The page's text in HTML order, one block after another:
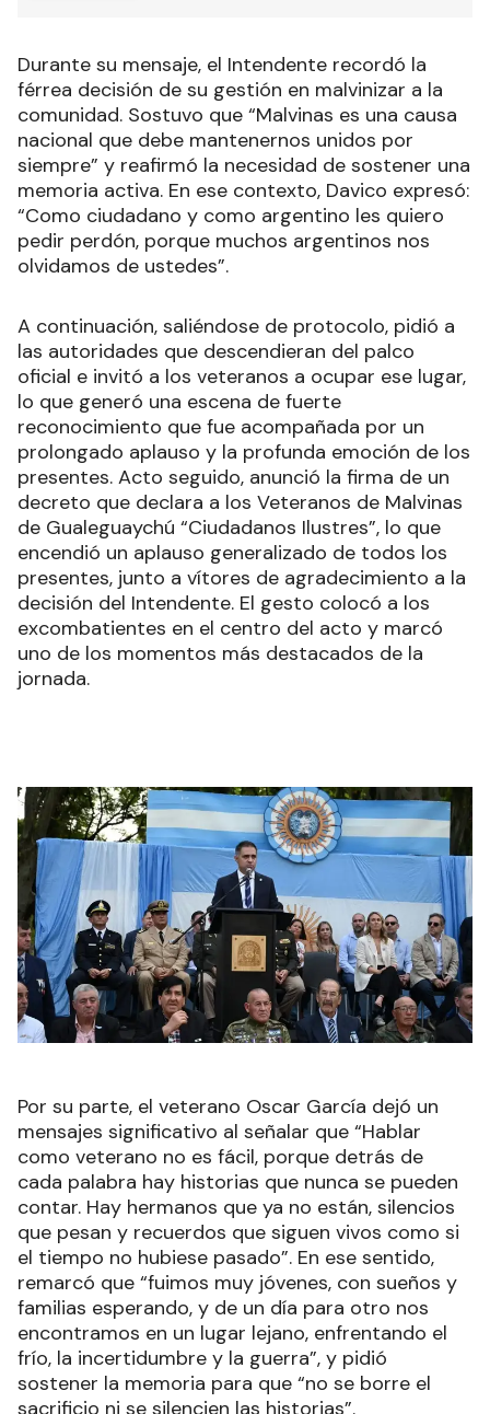
Durante su mensaje, el Intendente recordó la
férrea decisión de su gestión en malvinizar a la
comunidad. Sostuvo que “Malvinas es una causa
nacional que debe mantenernos unidos por
siempre” y reafirmó la necesidad de sostener una
memoria activa. En ese contexto, Davico expresó:
“Como ciudadano y como argentino les quiero
pedir perdón, porque muchos argentinos nos
olvidamos de ustedes”.
A continuación, saliéndose de protocolo, pidió a
las autoridades que descendieran del palco
oficial e invitó a los veteranos a ocupar ese lugar,
lo que generó una escena de fuerte
reconocimiento que fue acompañada por un
prolongado aplauso y la profunda emoción de los
presentes. Acto seguido, anunció la firma de un
decreto que declara a los Veteranos de Malvinas
de Gualeguaychú “Ciudadanos Ilustres”, lo que
encendió un aplauso generalizado de todos los
presentes, junto a vítores de agradecimiento a la
decisión del Intendente. El gesto colocó a los
excombatientes en el centro del acto y marcó
uno de los momentos más destacados de la
jornada.
Por su parte, el veterano Oscar García dejó un
mensajes significativo al señalar que “Hablar
como veterano no es fácil, porque detrás de
cada palabra hay historias que nunca se pueden
contar. Hay hermanos que ya no están, silencios
que pesan y recuerdos que siguen vivos como si
el tiempo no hubiese pasado”. En ese sentido,
remarcó que “fuimos muy jóvenes, con sueños y
familias esperando, y de un día para otro nos
encontramos en un lugar lejano, enfrentando el
frío, la incertidumbre y la guerra”, y pidió
sostener la memoria para que “no se borre el
sacrificio ni se silencien las historias”.